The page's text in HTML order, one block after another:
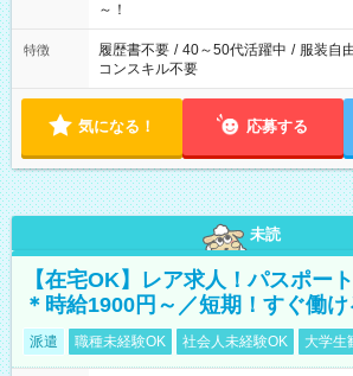
～！
特徴 履歴書不要 / 40～50代活躍中 / 服装自
コンスキル不要
気になる！ 応募する
未読
【在宅OK】レア求人！パスポー
＊時給1900円～／短期！すぐ働け
派遣 職種未経験OK 社会人未経験OK 大学生